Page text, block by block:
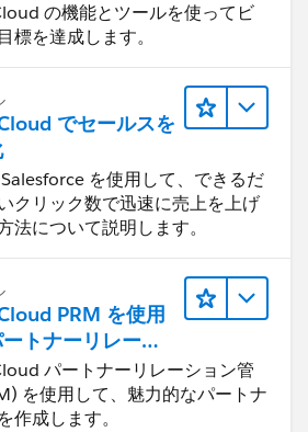
の機能とツールを使ってビ
標を達成します。
でセールスを
を使用して、できるだ
クリック数で迅速に売上を上げ
法について説明します。
PRM を使用
ートナーリレーシ
理 パートナーリレーション管
を使用して、魅力的なパートナ
作成します。